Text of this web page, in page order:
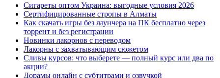
Сигареты оптом Украина: выгодные условия 2026
Сертифицированные стропы в Алматы
Как скачать игры без лаунчера на ПК бесплатно через
торрент и без регистрации
Новинки лакорнов с переводом
Лакорны с захватывающим сюжетом
Сливы курсов: что выберете — полный курс или два по
акции?
Дорамы онлайн с субтитрами и озвучкой